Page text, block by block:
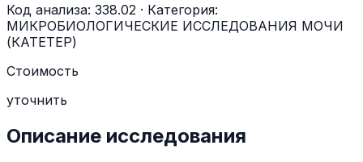
Код анализа: 338.02 · Категория:
МИКРОБИОЛОГИЧЕСКИЕ ИССЛЕДОВАНИЯ МОЧИ
(КАТЕТЕР)
Стоимость
уточнить
Описание исследования